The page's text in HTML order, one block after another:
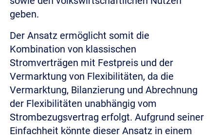
geben.
Der Ansatz ermöglicht somit die
Kombination von klassischen
Stromverträgen mit Festpreis und der
Vermarktung von Flexibilitäten, da die
Vermarktung, Bilanzierung und Abrechnung
der Flexibilitäten unabhängig vom
Strombezugsvertrag erfolgt. Aufgrund seiner
Einfachheit könnte dieser Ansatz in einem